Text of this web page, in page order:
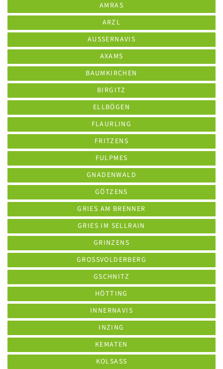
AMRAS
ARZL
AUSSERNAVIS
AXAMS
BAUMKIRCHEN
BIRGITZ
ELLBÖGEN
FLAURLING
FRITZENS
FULPMES
GNADENWALD
GÖTZENS
GRIES AM BRENNER
GRIES IM SELLRAIN
GRINZENS
GROSSVOLDERBERG
GSCHNITZ
HÖTTING
INNERNAVIS
INZING
KEMATEN
KOLSASS